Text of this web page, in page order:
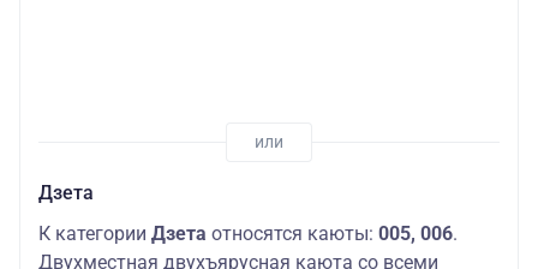
Дзета
К категории Дзета относятся каюты: 005, 006.
Двухместная двухъярусная каюта со всеми